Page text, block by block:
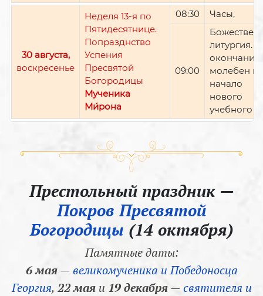
30 августа,
воскресенье
Неделя 13-я по
Пятидесятнице.
Попразднство
Успения
Пресвятой
Богородицы
Мученика
Ми́рона
08:30 Часы,
09:00
литургия.
окончании
молебен
начало
нового
учебного
Престольный праздник —
Покров Пресвятой
Богородицы (14 октября)
Памятные даты:
6 мая—великомученика и Победоносца
Георгия, 22 маяи 19 декабря—святителя и